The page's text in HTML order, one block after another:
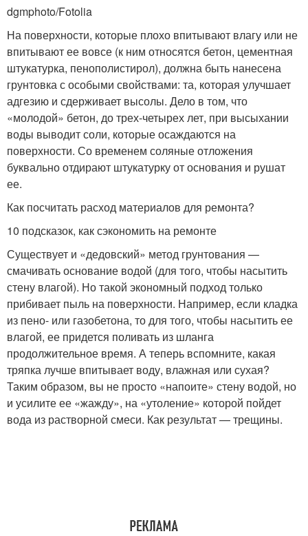
dgmphoto/Fotolia
На поверхности, которые плохо впитывают влагу или не
впитывают ее вовсе (к ним относятся бетон, цементная
штукатурка, пенополистирол), должна быть нанесена
грунтовка с особыми свойствами: та, которая улучшает
адгезию и сдерживает высолы. Дело в том, что
«молодой» бетон, до трех-четырех лет, при высыхании
воды выводит соли, которые осаждаются на
поверхности. Со временем соляные отложения
буквально отдирают штукатурку от основания и рушат
ее.
Как посчитать расход материалов для ремонта?
10 подсказок, как сэкономить на ремонте
Существует и «дедовский» метод грунтования —
смачивать основание водой (для того, чтобы насытить
стену влагой). Но такой экономный подход только
прибивает пыль на поверхности. Например, если кладка
из пено- или газобетона, то для того, чтобы насытить ее
влагой, ее придется поливать из шланга
продолжительное время. А теперь вспомните, какая
тряпка лучше впитывает воду, влажная или сухая?
Таким образом, вы не просто «напоите» стену водой, но
и усилите ее «жажду», на «утоление» которой пойдет
вода из растворной смеси. Как результат — трещины.